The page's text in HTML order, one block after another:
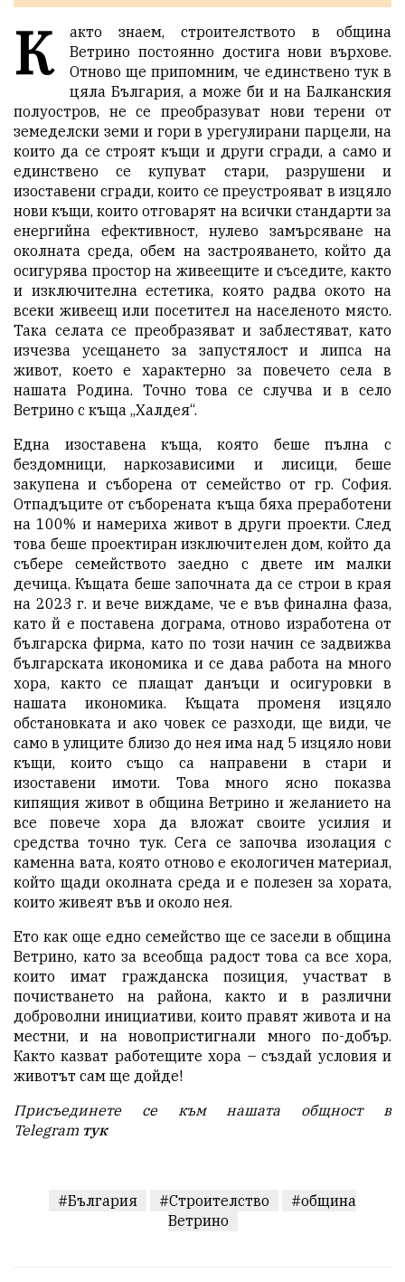
К
акто знаем, строителството в община
Ветрино постоянно достига нови върхове.
Отново ще припомним, че единствено тук в
цяла България, а може би и на Балканския
полуостров, не се преобразуват нови терени от
земеделски земи и гори в урегулирани парцели, на
които да се строят къщи и други сгради, а само и
единствено се купуват стари, разрушени и
изоставени сгради, които се преустрояват в изцяло
нови къщи, които отговарят на всички стандарти за
енергийна ефективност, нулево замърсяване на
околната среда, обем на застрояването, който да
осигурява простор на живеещите и съседите, както
и изключителна естетика, която радва окото на
всеки живеещ или посетител на населеното място.
Така селата се преобразяват и заблестяват, като
изчезва усещането за запустялост и липса на
живот, което е характерно за повечето села в
нашата Родина. Точно това се случва и в село
Ветрино с къща „Халдея“.
Една изоставена къща, която беше пълна с
бездомници, наркозависими и лисици, беше
закупена и съборена от семейство от гр. София.
Отпадъците от съборената къща бяха преработени
на 100% и намериха живот в други проекти. След
това беше проектиран изключителен дом, който да
събере семейството заедно с двете им малки
дечица. Къщата беше започната да се строи в края
на 2023 г. и вече виждаме, че е във финална фаза,
като й е поставена дограма, отново изработена от
българска фирма, като по този начин се задвижва
българската икономика и се дава работа на много
хора, както се плащат данъци и осигуровки в
нашата икономика. Къщата променя изцяло
обстановката и ако човек се разходи, ще види, че
само в улиците близо до нея има над 5 изцяло нови
къщи, които също са направени в стари и
изоставени имоти. Това много ясно показва
кипящия живот в община Ветрино и желанието на
все повече хора да вложат своите усилия и
средства точно тук. Сега се започва изолация с
каменна вата, която отново е екологичен материал,
който щади околната среда и е полезен за хората,
които живеят във и около нея.
Ето как още едно семейство ще се засели в община
Ветрино, като за всеобща радост това са все хора,
които имат гражданска позиция, участват в
почистването на района, както и в различни
доброволни инициативи, които правят живота и на
местни, и на новопристигнали много по-добър.
Както казват работещите хора – създай условия и
животът сам ще дойде!
Присъединете се към нашата общност в
Telegram тук
#България #Строителство
#община
Ветрино